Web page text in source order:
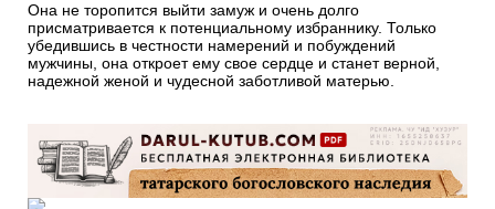
Она не торопится выйти замуж и очень долго
присматривается к потенциальному избраннику. Только
убедившись в честности намерений и побуждений
мужчины, она откроет ему свое сердце и станет верной,
надежной женой и чудесной заботливой матерью.